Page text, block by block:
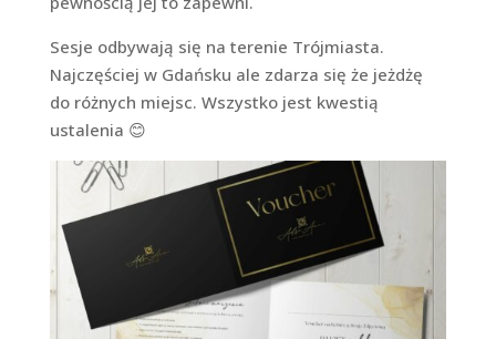
Sesje odbywają się na terenie Trójmiasta.
Najczęściej w Gdańsku ale zdarza się że jeżdżę
do różnych miejsc. Wszystko jest kwestią
ustalenia 😊